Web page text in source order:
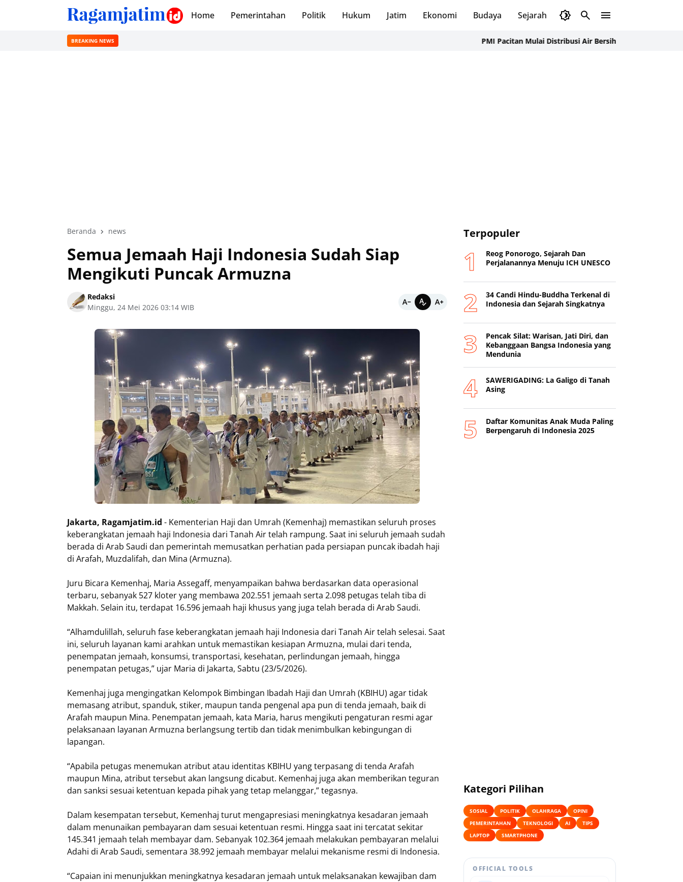
Home Pemerintahan Politik Hukum Jatim Ekonomi Budaya Sejarah Pendidikan
BREAKING NEWS PMI Pacitan Mulai Distribusi Air Bersih ke Dusun Pudak, Pacitan
Beranda news
Semua Jemaah Haji Indonesia Sudah Siap
Mengikuti Puncak Armuzna
Redaksi
Minggu, 24 Mei 2026 03:14 WIB
Jakarta, Ragamjatim.id - Kementerian Haji dan Umrah (Kemenhaj) memastikan seluruh proses
keberangkatan jemaah haji Indonesia dari Tanah Air telah rampung. Saat ini seluruh jemaah sudah
berada di Arab Saudi dan pemerintah memusatkan perhatian pada persiapan puncak ibadah haji
di Arafah, Muzdalifah, dan Mina (Armuzna).
Juru Bicara Kemenhaj, Maria Assegaff, menyampaikan bahwa berdasarkan data operasional
terbaru, sebanyak 527 kloter yang membawa 202.551 jemaah serta 2.098 petugas telah tiba di
Makkah. Selain itu, terdapat 16.596 jemaah haji khusus yang juga telah berada di Arab Saudi.
“Alhamdulillah, seluruh fase keberangkatan jemaah haji Indonesia dari Tanah Air telah selesai. Saat
ini, seluruh layanan kami arahkan untuk memastikan kesiapan Armuzna, mulai dari tenda,
penempatan jemaah, konsumsi, transportasi, kesehatan, perlindungan jemaah, hingga
penempatan petugas,” ujar Maria di Jakarta, Sabtu (23/5/2026).
Kemenhaj juga mengingatkan Kelompok Bimbingan Ibadah Haji dan Umrah (KBIHU) agar tidak
memasang atribut, spanduk, stiker, maupun tanda pengenal apa pun di tenda jemaah, baik di
Arafah maupun Mina. Penempatan jemaah, kata Maria, harus mengikuti pengaturan resmi agar
pelaksanaan layanan Armuzna berlangsung tertib dan tidak menimbulkan kebingungan di
lapangan.
“Apabila petugas menemukan atribut atau identitas KBIHU yang terpasang di tenda Arafah
maupun Mina, atribut tersebut akan langsung dicabut. Kemenhaj juga akan memberikan teguran
dan sanksi sesuai ketentuan kepada pihak yang tetap melanggar,” tegasnya.
Dalam kesempatan tersebut, Kemenhaj turut mengapresiasi meningkatnya kesadaran jemaah
dalam menunaikan pembayaran dam sesuai ketentuan resmi. Hingga saat ini tercatat sekitar
145.341 jemaah telah membayar dam. Sebanyak 102.364 jemaah melakukan pembayaran melalui
Adahi di Arab Saudi, sementara 38.992 jemaah membayar melalui mekanisme resmi di Indonesia.
“Capaian ini menunjukkan meningkatnya kesadaran jemaah untuk melaksanakan kewajiban dam
Terpopuler
Reog Ponorogo, Sejarah Dan
Perjalanannya Menuju ICH UNESCO
34 Candi Hindu-Buddha Terkenal di
Indonesia dan Sejarah Singkatnya
Pencak Silat: Warisan, Jati Diri, dan
Kebanggaan Bangsa Indonesia yang
Mendunia
SAWERIGADING: La Galigo di Tanah
Asing
Daftar Komunitas Anak Muda Paling
Berpengaruh di Indonesia 2025
Kategori Pilihan
SOSIAL POLITIK OLAHRAGA
OPINI
PEMERINTAHAN
TEKNOLOGI AI
TIPS
LAPTOP
SMARTPHONE
OFFICIAL TOOLS